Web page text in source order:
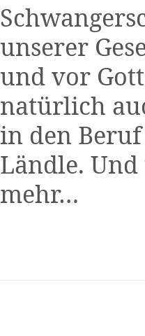
unserer
und vor
natürlich
in den
Ländle.
mehr…